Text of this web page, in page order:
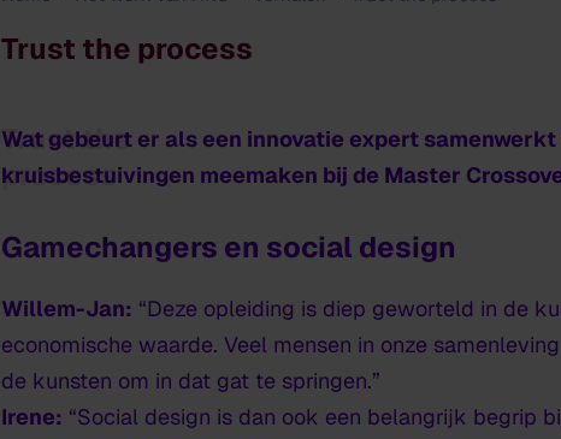
Trust the process
Trust the
process
Wat gebeurt er als een innovatie expert
kruisbestuivingen meemaken bij de Master
Gamechangers en social design
Willem-Jan: “Deze opleiding is diep geworteld in de
economische waarde. Veel mensen in onze
de kunsten om in dat gat te springen.”
Irene: “Social design is dan ook een belangrijk begrip